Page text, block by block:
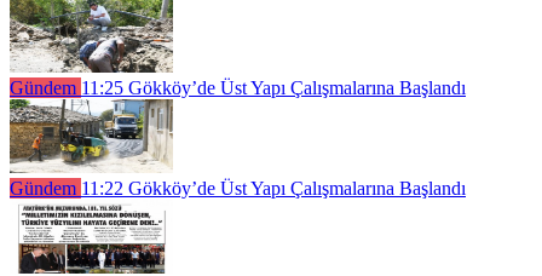
Gündem 11:25 Gökköy’de Üst Yapı Çalışmalarına Başlandı
Gündem 11:22 Gökköy’de Üst Yapı Çalışmalarına Başlandı